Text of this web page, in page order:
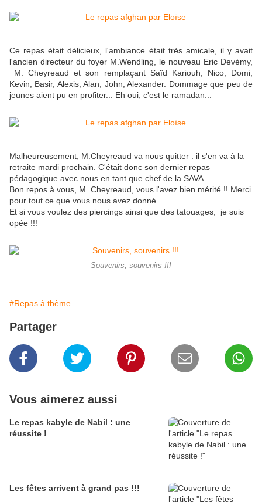
Ce repas était délicieux, l'ambiance était très amicale, il y avait
l'ancien directeur du foyer M.Wendling, le nouveau Eric Devémy,
M. Cheyreaud et son remplaçant Saïd Kariouh, Nico, Domi,
Kevin, Basir, Alexis, Alan, John, Alexander. Dommage que peu de
jeunes aient pu en profiter... Eh oui, c'est le ramadan...
Malheureusement, M.Cheyreaud va nous quitter : il s'en va à la
retraite mardi prochain. C'était donc son dernier repas
pédagogique avec nous en tant que chef de la SAVA .
Bon repos à vous, M. Cheyreaud, vous l'avez bien mérité !! Merci
pour tout ce que vous nous avez donné.
Et si vous voulez des piercings ainsi que des tatouages, je suis
opée !!!
Souvenirs, souvenirs !!!
#Repas à thème
Partager
Vous aimerez aussi
Le repas kabyle de Nabil : une
réussite !
Les fêtes arrivent à grand pas !!!